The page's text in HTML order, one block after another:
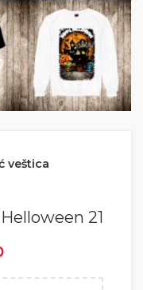
veštica
21